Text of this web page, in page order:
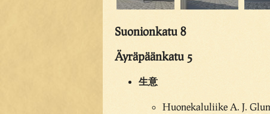
Suonionkatu 8
Äyräpäänkatu 5
生意
Huonekaluliike A. J.